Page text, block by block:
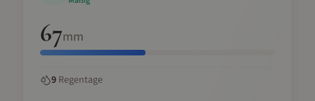
67mm
9 Regentage